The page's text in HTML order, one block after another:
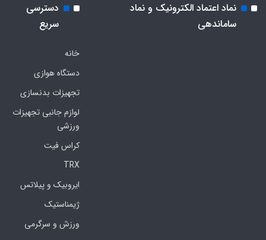
نماد اعتماد الکترونیک و نماد
ساماندهی
دسترسی
سریع
خانه
دستگاه هوازی
تجهیزات بدنسازی
لوازم جانبی تجهیزات
ورزشی
کراس فیت
TRX
ایروبیک و پیلاتس
ژیمناستیک
ورزش و سرگرمی